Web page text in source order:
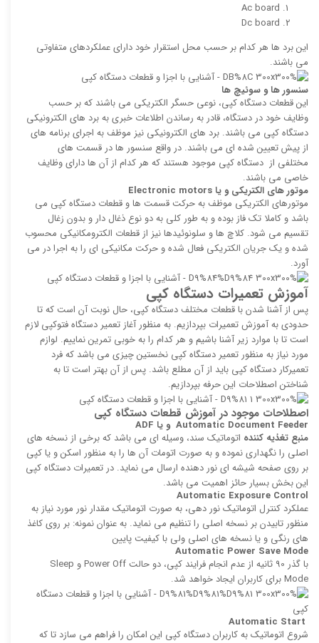
Ac board
Dc board
این برد ها هر کدام بر حسب محل استقرار خود دارای عملکردهای متفاوتی
می باشند.
سنسور ها و سوئیچ ها
این قطعات دستگاه کپی، نوعی حسگر الکتریکی می باشند که بر حسب
وظایف خود در دستگاه، قادر به رساندن اطلاعات خبری به برد های الکترونیکی
دستگاه کپی می باشند. برد های الکترونیکی نیز موظف به اجرای برنامه های
از پیش تعیین شده ای می باشند. در واقع سنسور ها در قسمت های
مختلفی از دستگاه کپی موجود هستند که هر کدام از آن ها دارای وظایف
خاصی می باشند.
موتور های الکتریکی و یا Electronic motors
موتورهای الکتریکی موظف به حرکت قسمت ها و قطعات دستگاه کپی می
باشد و کاملا تک فاز بوده و به طور کلی به دو نوع ذغال دار و بدون زغال
تقسیم می شود. کلاچ ها و سلونوئیدها نیز از قطعات الکترومکانیکی محسوب
شده و یک جریان الکتریکی فعال شده و حرکت مکانیکی ای را به اجرا در می
آورد.
آموزش تعمیرات دستگاه کپی
پس از آشنا شدن با قطعات مختلف دستگاه کپی، حال نوبت آن است که تا
حدودی به آموزش تعمیرات بپردازیم. به منظور آغاز تعمیر دستگاه فتوکپی لازم
است تا با موارد زیر آشنا باشیم و هر کدام را به خوبی تمرین نماییم. لوازم
مورد نیاز به منظور تعمیر دستگاه کپی نخستین چیزی می باشد که فرد
تعمیرکار دستگاه کپی باید از آن مطلع باشد. پس از آن بهتر است تا به
شناختن اصطلاحات این حرفه بپردازیم.
اصطلاحات موجود در آموزش قطعات دستگاه کپی
Automatic Document Feeder و یا ADF
منبع تغذیه‌ كننده اتوماتیک سند، وسیله‌ ای می باشد كه برخی از نسخه ‌های
اصلی را نگهداری نموده و به صورت اتومات آن ها را به منظور اسكن و یا كپی
بر روی صفحه شیشه ای نور‌ دهنده ارسال می نماید. در تعمیرات دستگاه کپی
این بخش بسیار حائز اهمیت می باشد.
Automatic Exposure Control
عملكرد كنترل اتوماتیک نور دهی، به صورت اتوماتیک مقدار نور مورد نیاز به
منظور تابیدن بر نسخه اصلی را تنظیم می نماید. به عنوان نمونه: بر روی كاغذ
های رنگی و یا نسخه‌ های اصلی ولی با كیفیت پایین
Automatic Power Save Mode
با گذر 90 ثانیه از عدم انجام فرایند كپی، دو حالت Power Off و Sleep
Mode برای كاربران ایجاد خواهد شد.
شروع اتوماتیک به كاربران دستگاه کپی این امكان را فراهم می سازد تا كه